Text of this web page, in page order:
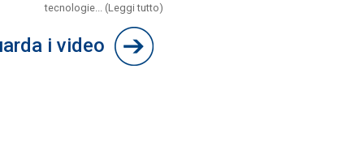
tecnologie... (Leggi tutto)
i video